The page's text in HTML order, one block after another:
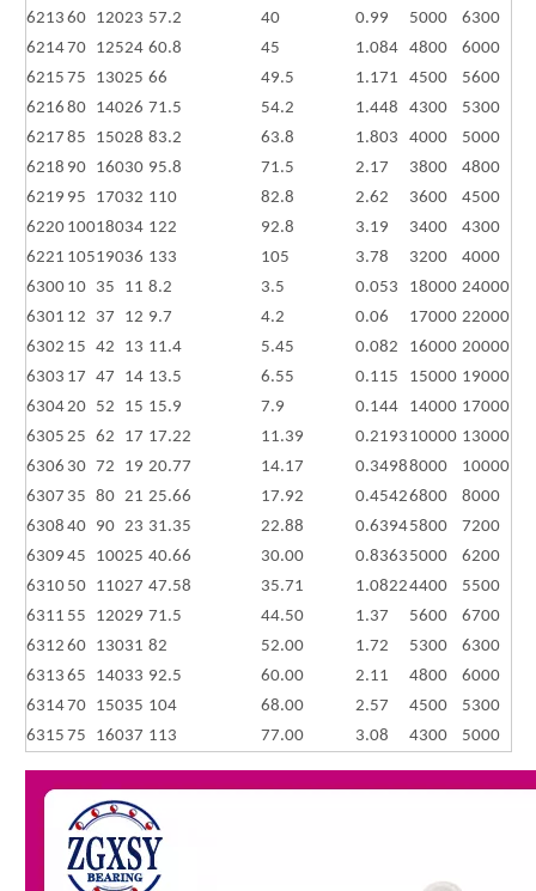
6213 60 12023 57.2 40 0.99 5000
6300
621470 12524 60.8 45 1.084 4800
6000
6215 75 13025 66 49.5 1.171 4500
5600
6216 80 14026 71.5 54.2 1.448 4300
5300
6217 85 15028 83.2 63.8 1.803 4000
5000
6218 90 16030 95.8 71.5 2.17 3800
4800
6219 95 17032 110 82.8 2.62 3600
4500
6220 10018034 122 92.8 3.19 3400
4300
6221 10519036 133 105 3.78 3200
4000
6300 10 35 11 8.2 3.5 0.053 18000 24000
6301 12 37 12 9.7 4.2 0.06 17000 22000
6302 15 42 13 11.4 5.45 0.082 16000 20000
6303 17 47 14 13.5 6.55 0.115 15000 19000
630420 52 15 15.9 7.9 0.144 14000 17000
6305 25 62 17 17.22 11.39 0.2193 10000 13000
6306 30 72 19 20.77 14.17 0.34988000
10000
6307 35 80 21 25.66 17.92 0.45426800
8000
6308 40 90 23 31.35 22.88 0.63945800
7200
6309 45 10025 40.66 30.00 0.8363 5000
6200
6310 50 11027 47.58 35.71 1.08224400
5500
6311 55 12029 71.5 44.50 1.37 5600
6700
6312 60 13031 82 52.00 1.72 5300
6300
6313 65 14033 92.5 60.00 2.11 4800
6000
631470 15035 104 68.00 2.57 4500
5300
6315 75 16037 113 77.00 3.08 4300 5000